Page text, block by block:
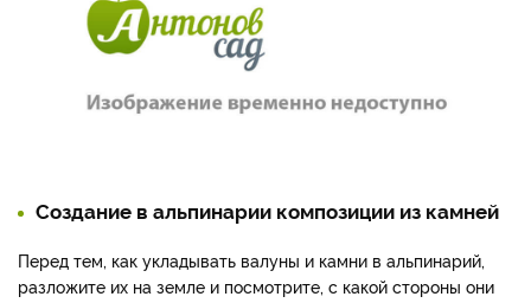
Создание в альпинарии композиции из камней
Перед тем, как укладывать валуны и камни в альпинарий,
разложите их на земле и посмотрите, с какой стороны они